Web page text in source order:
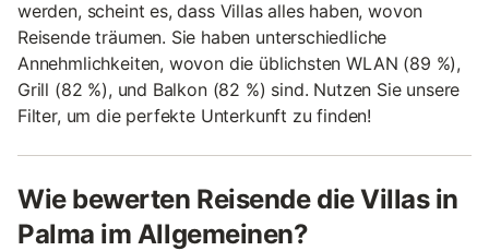
werden, scheint es, dass Villas alles haben, wovon
Reisende träumen. Sie haben unterschiedliche
Annehmlichkeiten, wovon die üblichsten WLAN (89 %),
Grill (82 %), und Balkon (82 %) sind. Nutzen Sie unsere
Filter, um die perfekte Unterkunft zu finden!
Wie bewerten Reisende die Villas in
Palma im Allgemeinen?